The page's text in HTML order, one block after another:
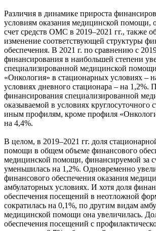
Различия в динамике прироста
условиям оказания медицинской помощи,
счет средств ОМС в 2019–2021 гг., также
изменение соответствующей структуры
обеспечения. В 2021 г. по сравнению с
финансирования в наибольшей степени
специализированной медицинской
«Онкология» в стационарных условиях –
условиях дневного стационара – на 1,2%.
финансирования специализированной
оказываемой в условиях круглосуточного
иным профилям, кроме профиля
на 4,4%.
В целом, в 2019–2021 гг. доля
помощи в общем объеме финансового
медицинской помощи, финансируемой за
уменьшилась на 1,2%. Одновременно
финансового обеспечения оказания
амбулаторных условиях. И хотя доля
обеспечения посещений в неотложной
сократилась на 0,1%, по другим видам
медицинской помощи она увеличилась.
обеспечения посещений с